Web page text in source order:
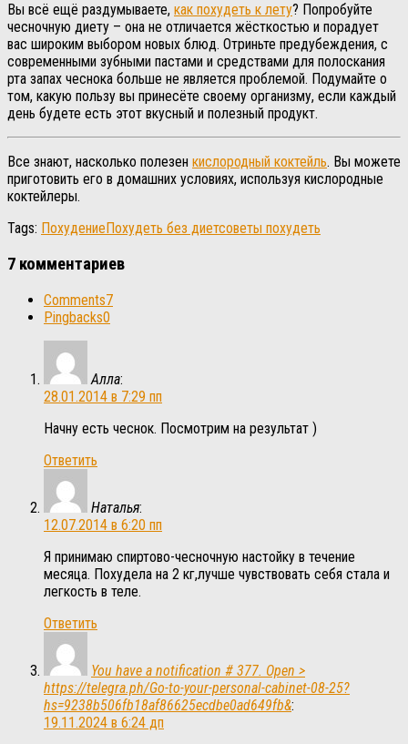
Вы всё ещё раздумываете, как похудеть к лету? Попробуйте
чесночную диету – она не отличается жёсткостью и порадует
вас широким выбором новых блюд. Отриньте предубеждения, с
современными зубными пастами и средствами для полоскания
рта запах чеснока больше не является проблемой. Подумайте о
том, какую пользу вы принесёте своему организму, если каждый
день будете есть этот вкусный и полезный продукт.
Все знают, насколько полезен кислородный коктейль. Вы можете
приготовить его в домашних условиях, используя кислородные
коктейлеры.
Tags: ПохудениеПохудеть без диетсоветы похудеть
7 комментариев
Comments7
Pingbacks0
Алла:
28.01.2014 в 7:29 пп
Начну есть чеснок. Посмотрим на результат )
Ответить
Наталья:
12.07.2014 в 6:20 пп
Я принимаю спиртово-чесночную настойку в течение
месяца. Похудела на 2 кг,лучше чувствовать себя стала и
легкость в теле.
Ответить
You have a notification # 377. Open >
https://telegra.ph/Go-to-your-personal-cabinet-08-25?
hs=9238b506fb18af86625ecdbe0ad649fb&:
19.11.2024 в 6:24 дп